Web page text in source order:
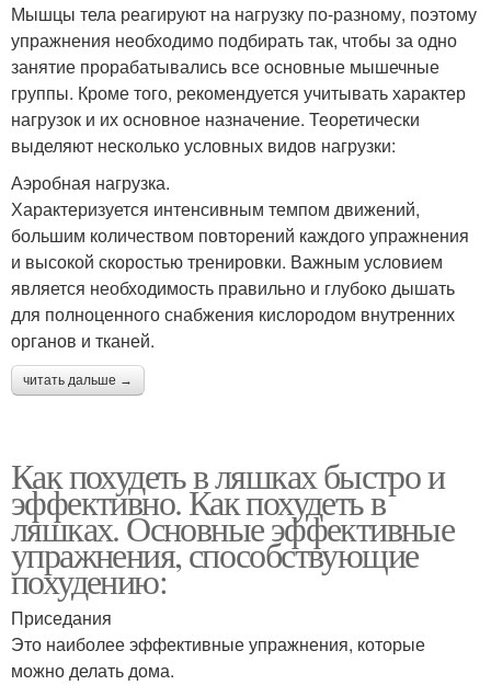
Мышцы тела реагируют на нагрузку по-разному, поэтому
упражнения необходимо подбирать так, чтобы за одно
занятие прорабатывались все основные мышечные
группы. Кроме того, рекомендуется учитывать характер
нагрузок и их основное назначение. Теоретически
выделяют несколько условных видов нагрузки:
Аэробная нагрузка.
Характеризуется интенсивным темпом движений,
большим количеством повторений каждого упражнения
и высокой скоростью тренировки. Важным условием
является необходимость правильно и глубоко дышать
для полноценного снабжения кислородом внутренних
органов и тканей.
читать дальше →
Как похудеть в ляшках быстро и
эффективно. Как похудеть в
ляшках. Основные эффективные
упражнения, способствующие
похудению:
Приседания
Это наиболее эффективные упражнения, которые
можно делать дома.